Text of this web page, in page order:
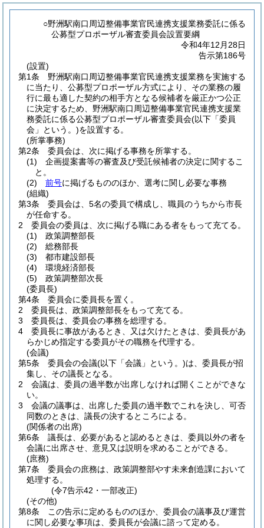
○野洲駅南口周辺整備事業官民連携支援業務委託に係る
公募型プロポーザル審査委員会設置要綱
令和4年12月28日
告示第186号
(設置)
第1条
野洲駅南口周辺整備事業官民連携支援業務を実施する
に当たり、公募型プロポーザル方式により、その業務の履
行に最も適した契約の相手方となる候補者を厳正かつ公正
に決定するため、野洲駅南口周辺整備事業官民連携支援業
務委託に係る公募型プロポーザル審査委員会(以下「委員
会」という。)を設置する。
(所掌事務)
第2条
委員会は、次に掲げる事務を所掌する。
(1)
企画提案書等の審査及び受託候補者の決定に関するこ
と。
(2)
前号に掲げるもののほか、選考に関し必要な事務
(組織)
第3条
委員会は、5名の委員で構成し、職員のうちから市長
が任命する。
2
委員会の委員は、次に掲げる職にある者をもって充てる。
(1)
政策調整部長
(2)
総務部長
(3)
都市建設部長
(4)
環境経済部長
(5)
政策調整部次長
(委員長)
第4条
委員会に委員長を置く。
2
委員長は、政策調整部長をもって充てる。
3
委員長は、委員会の事務を総理する。
4
委員長に事故があるとき、又は欠けたときは、委員長があ
らかじめ指定する委員がその職務を代理する。
(会議)
第5条
委員会の会議(以下「会議」という。)は、委員長が招
集し、その議長となる。
2
会議は、委員の過半数が出席しなければ開くことができな
い。
3
会議の議事は、出席した委員の過半数でこれを決し、可否
同数のときは、議長の決するところによる。
(関係者の出席)
第6条
議長は、必要があると認めるときは、委員以外の者を
会議に出席させ、意見又は説明を求めることができる。
(庶務)
第7条
委員会の庶務は、政策調整部やす未来創造課において
処理する。
(令7告示42・一部改正)
(その他)
第8条
この告示に定めるもののほか、委員会の議事及び運営
に関し必要な事項は、委員長が会議に諮って定める。